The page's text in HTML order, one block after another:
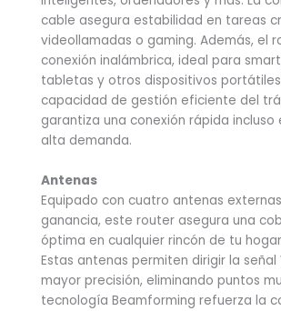
cable asegura estabilidad en tareas
videollamadas o gaming. Además, el
conexión inalámbrica, ideal para
tabletas y otros dispositivos
capacidad de gestión eficiente del
garantiza una conexión rápida incluso
alta demanda.
Antenas
Equipado con cuatro antenas
ganancia, este router asegura una
óptima en cualquier rincón de tu
Estas antenas permiten dirigir la señal
mayor precisión, eliminando puntos
tecnología Beamforming refuerza la